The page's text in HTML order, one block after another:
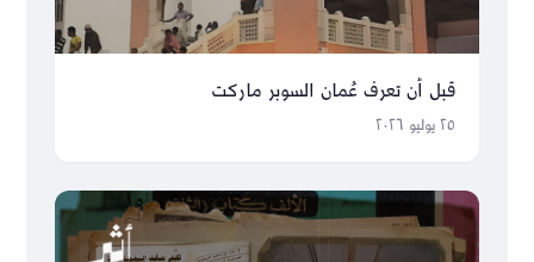
قبل أن تعرف عُمان السوبر ماركت
٢٥ يوليو ٢٠٢٦